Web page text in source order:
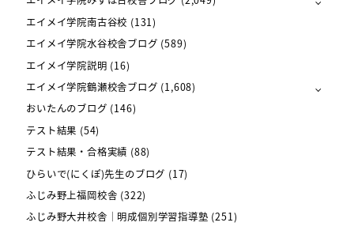
エイメイ学院南古谷校 (131)
エイメイ学院水谷校舎ブログ (589)
エイメイ学院説明 (16)
エイメイ学院鶴瀬校舎ブログ (1,608)
おいたんのブログ (146)
テスト結果 (54)
テスト結果・合格実績 (88)
ひらいで(にくぽ)先生のブログ (17)
ふじみ野上福岡校舎 (322)
ふじみ野大井校舎｜明成個別学習指導塾 (251)